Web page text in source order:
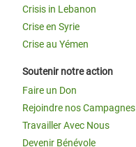
Crisis in Lebanon
Crise en Syrie
Crise au Yémen
Soutenir notre action
Faire un Don
Rejoindre nos Campagnes
Travailler Avec Nous
Devenir Bénévole